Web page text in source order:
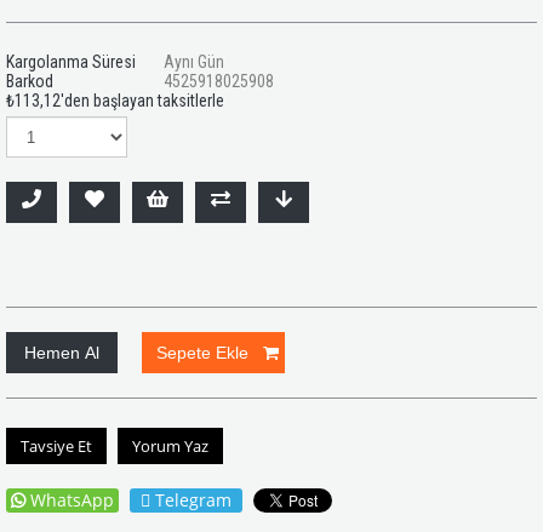
Kargolanma Süresi
Aynı Gün
Barkod
4525918025908
₺113,12'den başlayan taksitlerle
Tavsiye Et Yorum Yaz
WhatsApp Telegram